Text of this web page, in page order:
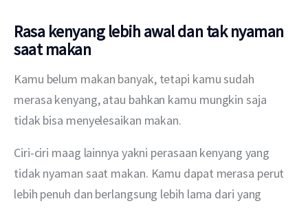
Rasa kenyang lebih awal dan tak nyaman
saat makan
Kamu belum makan banyak, tetapi kamu sudah
merasa kenyang, atau bahkan kamu mungkin saja
tidak bisa menyelesaikan makan.
Ciri-ciri maag lainnya yakni perasaan kenyang yang
tidak nyaman saat makan. Kamu dapat merasa perut
lebih penuh dan berlangsung lebih lama dari yang